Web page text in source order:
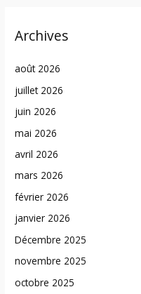
Archives
août 2026
juillet 2026
juin 2026
mai 2026
avril 2026
mars 2026
février 2026
janvier 2026
Décembre 2025
novembre 2025
octobre 2025